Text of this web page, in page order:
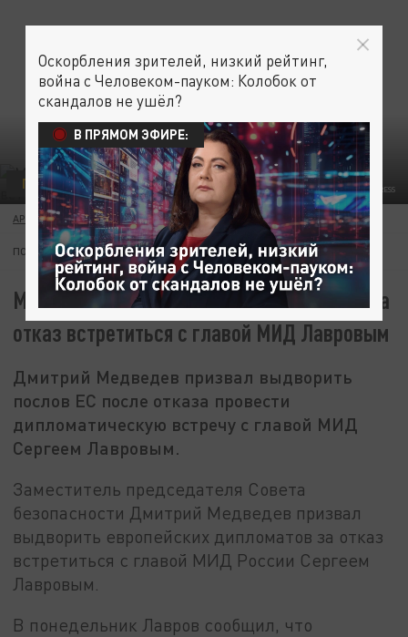
BULKIN SERGEY/GLOBALLOOKPRESS
ПОЛИТИКА ОБЩЕСТВО
АРТЁМ САЗОНОВ 05 МАРТА 05:55
ПОДПИШИТЕСЬ:
Медведев призвал выдворить послов ЕС за
отказ встретиться с главой МИД Лавровым
Дмитрий Медведев призвал выдворить
послов ЕС после отказа провести
дипломатическую встречу с главой МИД
Сергеем Лавровым.
Заместитель председателя Совета
безопасности Дмитрий Медведев призвал
выдворить европейских дипломатов за отказ
встретиться с главой МИД России Сергеем
Лавровым.
В понедельник Лавров сообщил, что
Оскорбления зрителей, низкий рейтинг,
война с Человеком-пауком: Колобок от
скандалов не ушёл?
В ПРЯМОМ ЭФИРЕ: